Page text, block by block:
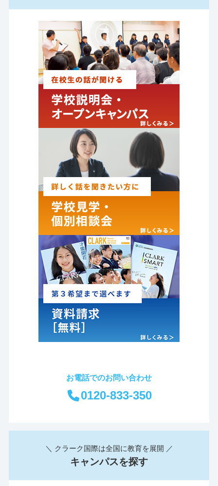
お電話でのお問い合わせ
0120-833-350
＼ クラーク国際は全国に教育を展開 ／
キャンパスを探す